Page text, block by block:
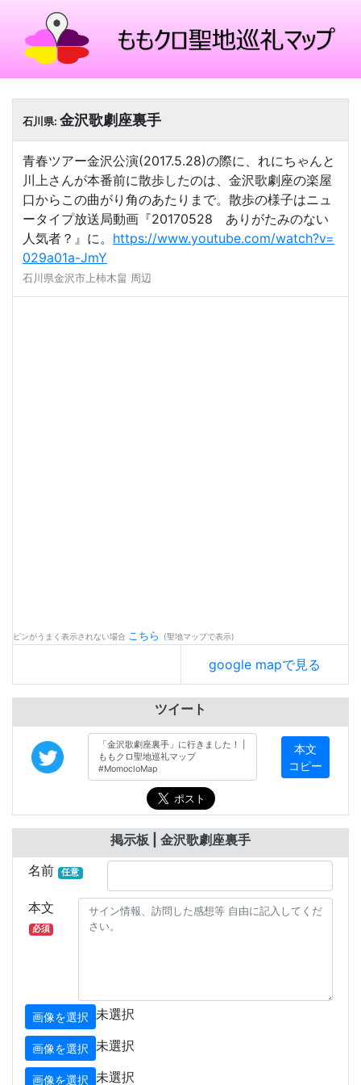
石川県: 金沢歌劇座裏手
青春ツアー金沢公演(2017.5.28)の際に、れにちゃんと
川上さんが本番前に散歩したのは、金沢歌劇座の楽屋
口からこの曲がり角のあたりまで。散歩の様子はニュ
ータイプ放送局動画『20170528 ありがたみのない
人気者？』に。 https://www.youtube.com/watch?v=
029a01a-JmY
石川県金沢市上柿木畠 周辺
ピンがうまく表示されない場合 こちら (聖地マップで表示)
google mapで見る
ツイート
本文
コピー
掲示板 | 金沢歌劇座裏手
名前
任意
本文
必須
画像を選択 未選択
画像を選択 未選択
画像を選択 未選択